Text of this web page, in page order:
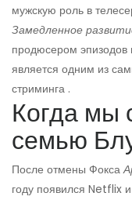
мужскую роль в
Замедленное
продюсером
является одним из
стриминга .
Когда мы
семью
После отмены Фокса
году появился Netflix